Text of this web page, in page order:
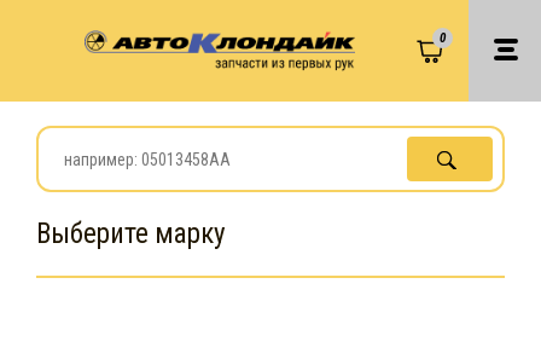
0
Выберите марку